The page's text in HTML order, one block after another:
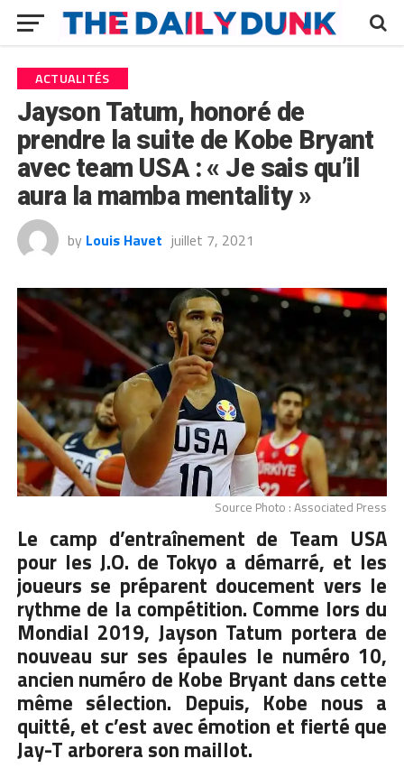
ACTUALITÉS
Jayson Tatum, honoré de
prendre la suite de Kobe Bryant
avec team USA : « Je sais qu’il
aura la mamba mentality »
by Louis Havet juillet 7, 2021
Source Photo : Associated Press
Le camp d’entraînement de Team USA
pour les J.O. de Tokyo a démarré, et les
joueurs se préparent doucement vers le
rythme de la compétition. Comme lors du
Mondial 2019, Jayson Tatum portera de
nouveau sur ses épaules le numéro 10,
ancien numéro de Kobe Bryant dans cette
même sélection. Depuis, Kobe nous a
quitté, et c’est avec émotion et fierté que
Jay-T arborera son maillot.